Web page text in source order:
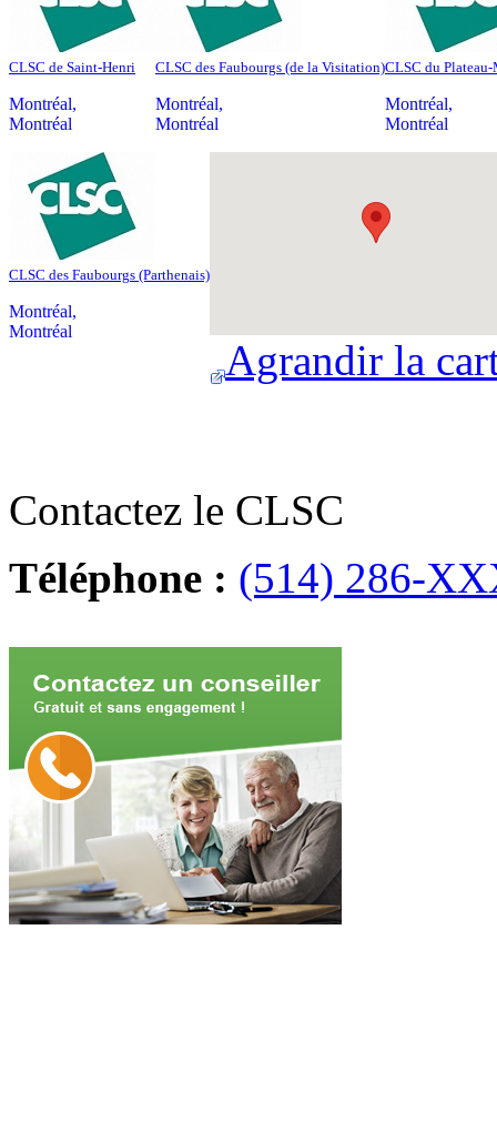
CLSC de Saint-Henri
Montréal,
Montréal
CLSC des Faubourgs (de la Visitation)
Montréal,
Montréal
CLSC du
Montréal,
Montréal
CLSC des Faubourgs (Parthenais)
Montréal,
Montréal
Agrandir la
Contactez le CLSC
Téléphone : (514) 286-